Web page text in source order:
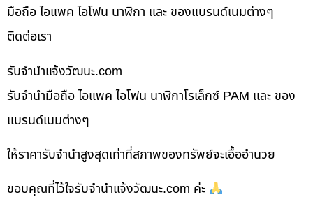
มือถือ ไอแพค ไอโฟน นาฬิกา และ ของแบรนด์เนมต่างๆ
ติดต่อเรา
รับจํานําแจ้งวัฒนะ.com
รับจำนำมือถือ ไอแพค ไอโฟน นาฬิกาโรเล็กซ์ PAM และ ของ
แบรนด์เนมต่างๆ
ให้ราคารับจำนำสูงสุดเท่าที่สภาพของทรัพย์จะเอื้ออำนวย
ขอบคุณที่ไว้ใจรับจำนำแจ้งวัฒนะ.com ค่ะ